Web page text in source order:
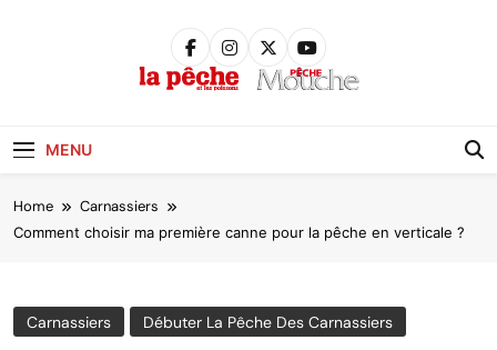
MENU
Home Carnassiers
Comment choisir ma première canne pour la pêche en verticale ?
Carnassiers Débuter La Pêche Des Carnassiers